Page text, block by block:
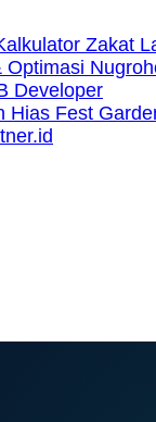
Zakat
Developer
Hias Fest